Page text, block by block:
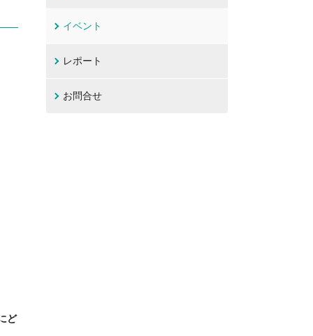
ど
イベント
レポート
お問合せ